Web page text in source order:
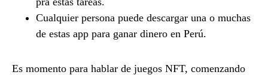
Cualquier persona puede descargar una o muchas
de estas app para ganar dinero en Perú.
Es momento para hablar de juegos NFT, comenzando